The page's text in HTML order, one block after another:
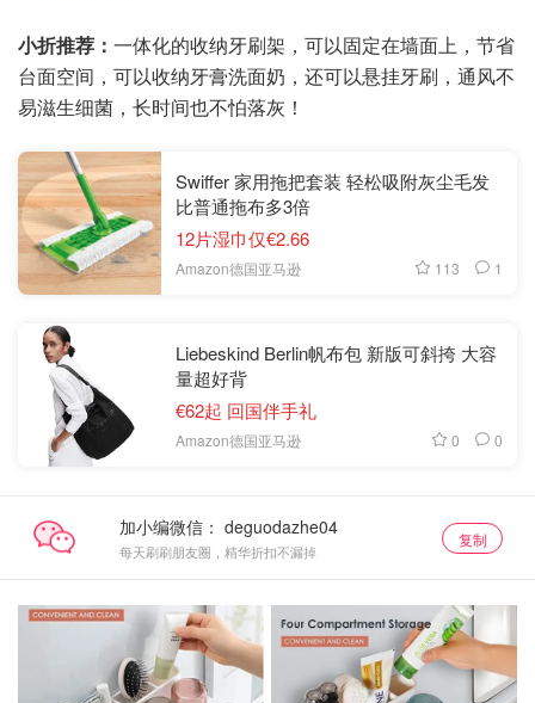
小折推荐： 一体化的收纳牙刷架，可以固定在墙面上，节省
台面空间，可以收纳牙膏洗面奶，还可以悬挂牙刷，通风不
易滋生细菌，长时间也不怕落灰！
Swiffer 家用拖把套装 轻松吸附灰尘毛发
比普通拖布多3倍
12片湿巾仅€2.66
Amazon德国亚马逊 113 1
Liebeskind Berlin帆布包 新版可斜挎 大容
量超好背
€62起 回国伴手礼
Amazon德国亚马逊 0 0
加小编微信：
每天刷刷朋友圈，精华折扣不漏掉
复制